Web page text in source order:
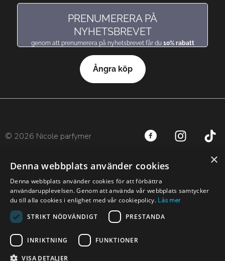
PRENUMERERA PÅ
NYHETSBREVET
genom att prenumerera på nyhetsbrevet får du 10% rabatt
Ångra köp
© 2026 Nicole parfymer
Nicole finns även och andra länder:
×
Denna webbplats använder cookies
Denna webbplats använder cookies för att förbättra
användarupplevelsen. Genom att använda vår webbplats samtycker
du till alla cookies i enlighet med vår cookiepolicy. Läs mer
STRIKT NÖDVÄNDIGT PRESTANDA
INRIKTNING FUNKTIONER
VISA DETALJER